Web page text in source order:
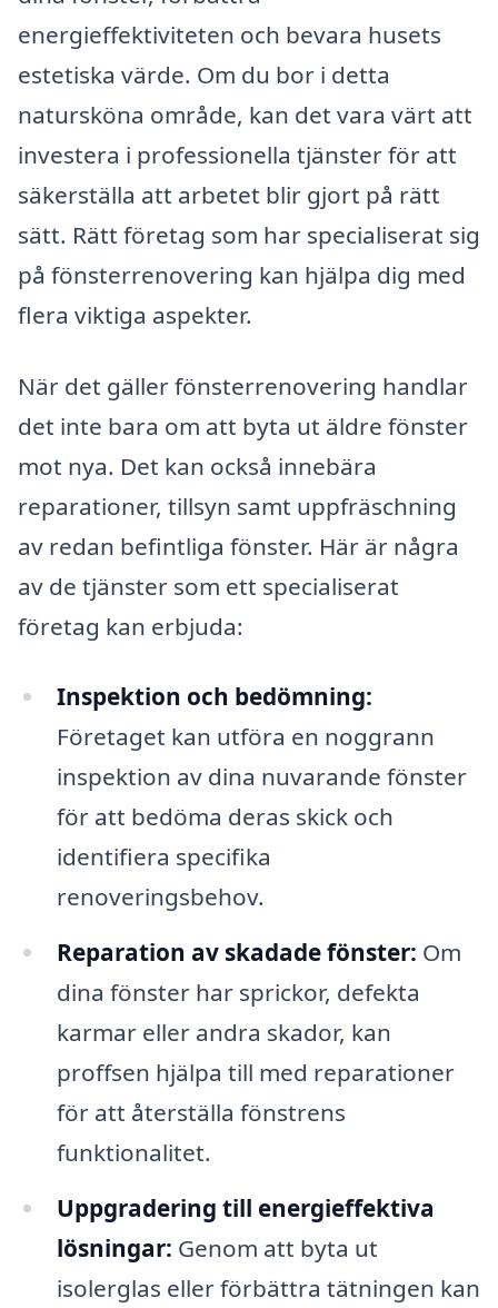
energieffektiviteten och bevara husets
estetiska värde. Om du bor i detta
natursköna område, kan det vara värt att
investera i professionella tjänster för att
säkerställa att arbetet blir gjort på rätt
sätt. Rätt företag som har specialiserat sig
på fönsterrenovering kan hjälpa dig med
flera viktiga aspekter.
När det gäller fönsterrenovering handlar
det inte bara om att byta ut äldre fönster
mot nya. Det kan också innebära
reparationer, tillsyn samt uppfräschning
av redan befintliga fönster. Här är några
av de tjänster som ett specialiserat
företag kan erbjuda:
Inspektion och bedömning:
Företaget kan utföra en noggrann
inspektion av dina nuvarande fönster
för att bedöma deras skick och
identifiera specifika
renoveringsbehov.
Reparation av skadade fönster: Om
dina fönster har sprickor, defekta
karmar eller andra skador, kan
proffsen hjälpa till med reparationer
för att återställa fönstrens
funktionalitet.
Uppgradering till energieffektiva
lösningar: Genom att byta ut
isolerglas eller förbättra tätningen kan